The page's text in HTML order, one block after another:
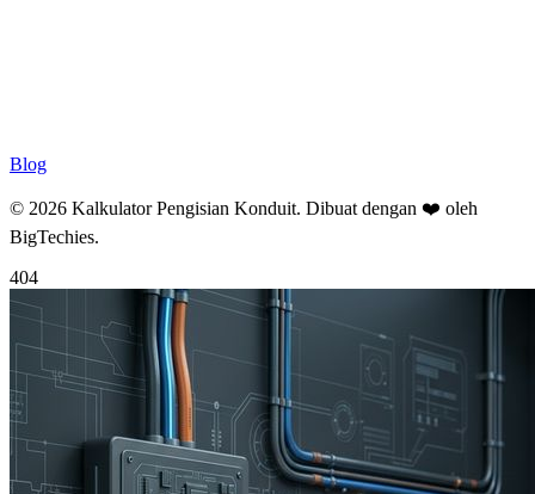
Blog
© 2026 Kalkulator Pengisian Konduit. Dibuat dengan ❤️ oleh
BigTechies.
404